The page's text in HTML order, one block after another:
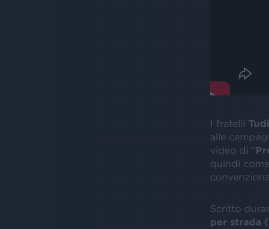
I fratelli
alle
video di “
quindi
Scritto
per strada